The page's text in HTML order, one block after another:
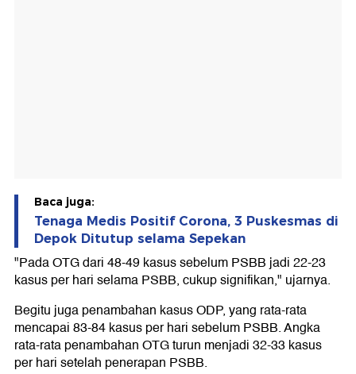
Baca juga:
Tenaga Medis Positif Corona, 3 Puskesmas di
Depok Ditutup selama Sepekan
"Pada OTG dari 48-49 kasus sebelum PSBB jadi 22-23
kasus per hari selama PSBB, cukup signifikan," ujarnya.
Begitu juga penambahan kasus ODP, yang rata-rata
mencapai 83-84 kasus per hari sebelum PSBB. Angka
rata-rata penambahan OTG turun menjadi 32-33 kasus
per hari setelah penerapan PSBB.